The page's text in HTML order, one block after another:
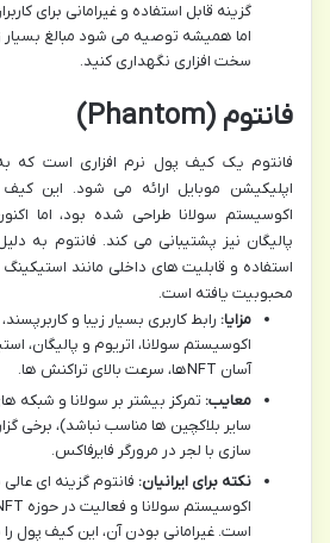
گزینه قابل استفاده و غیرامانی برای
اما همیشه توصیه می شود مبالغ بسیار
سخت افزاری نگهداری کنید.
فانتوم (Phantom)
فانتوم یک کیف پول نرم افزاری است که
اپلیکیشن موبایل ارائه می شود. این
اکوسیستم سولانا طراحی شده بود، اما
پالیگان نیز پشتیبانی می کند. فانتوم به
محبوبیت یافته است.
مزایا: رابط کاربری بسیار زیبا و
اکوسیستم سولانا، اتریوم و پالیگان،
آسان NFTها، سرعت بالای تراکنش ها.
معایب:
سایر بلاکچین ها مناسب نباشد)، برخی
سازی با لجر در مرورگر فایرفاکس.
نکته برای ایرانیان: فانتوم گزینه ای عالی
است. غیرامانی بودن آن، این کیف پول را